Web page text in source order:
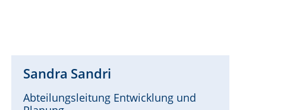
Sandra Sandri
Abteilungsleitung Entwicklung und